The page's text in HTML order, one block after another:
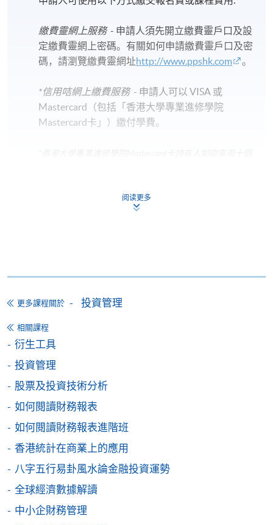
繳費靈網上服務- 申請人須先開立繳費靈戶口及設
定繳費靈網上密碼。有關如何申請繳費靈戶口及密
碼，請瀏覽繳費靈網址http://www.ppshk.com 。
*信用咭網上繳費服務- 申請人可以 VISA 或
Mastercard（包括「香港大學專業進修學院
Mastercard卡」）繳付學費。
如欲了解如何於網上報讀新課程及繳費，請瀏覽網上
報讀同一學歷頒授課程內其他單元
交下期學費的學員，提供網上服務，如學員就讀的課
程設有此服務，課程負責人會通知學員有關程序。
VISA 或 Mastercard、「微信支付」(Online WeChat
Pay) 、「支付寶」(Online Alipay) 或 「轉數快」(FPS)
繳付學費。
親身報名/郵遞
阅读更多
更多課程關於 投資管理
相關課程
衍生工具
投資管理
股票及投資技術分析
如何閱讀財務報表
如何閱讀財務報表進階班
香港統計在商業上的應用
八字五行易卦風水論金融投資運勢
全球經濟數據解讀
中小企財務管理